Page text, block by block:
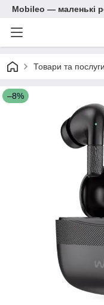
Mobileo — маленькі
Товари та послуги
–8%